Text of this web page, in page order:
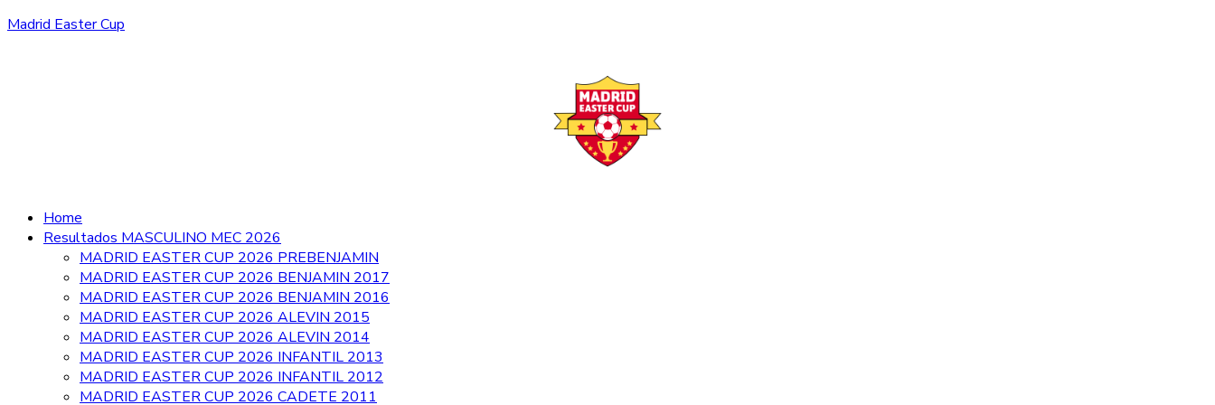
Madrid Easter Cup
Home
Resultados MASCULINO MEC 2026
MADRID EASTER CUP 2026 PREBENJAMIN
MADRID EASTER CUP 2026 BENJAMIN 2017
MADRID EASTER CUP 2026 BENJAMIN 2016
MADRID EASTER CUP 2026 ALEVIN 2015
MADRID EASTER CUP 2026 ALEVIN 2014
MADRID EASTER CUP 2026 INFANTIL 2013
MADRID EASTER CUP 2026 INFANTIL 2012
MADRID EASTER CUP 2026 CADETE 2011